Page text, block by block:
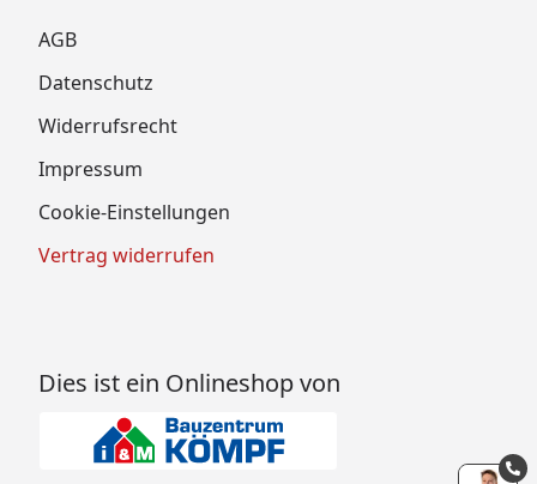
AGB
Datenschutz
Widerrufsrecht
Impressum
Cookie-Einstellungen
Vertrag widerrufen
Dies ist ein Onlineshop von